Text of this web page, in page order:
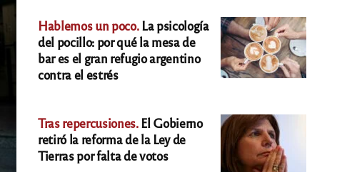
Hablemos un poco.La psicología
del pocillo: por qué la mesa de
bar es el gran refugio argentino
contra el estrés
Tras repercusiones.El Gobierno
retiró la reforma de la Ley de
Tierras por falta de votos